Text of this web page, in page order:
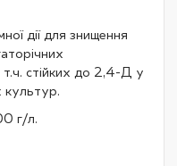
дії для знищення
т.ч. стійких до 2,4-Д у
культур.
г/л.